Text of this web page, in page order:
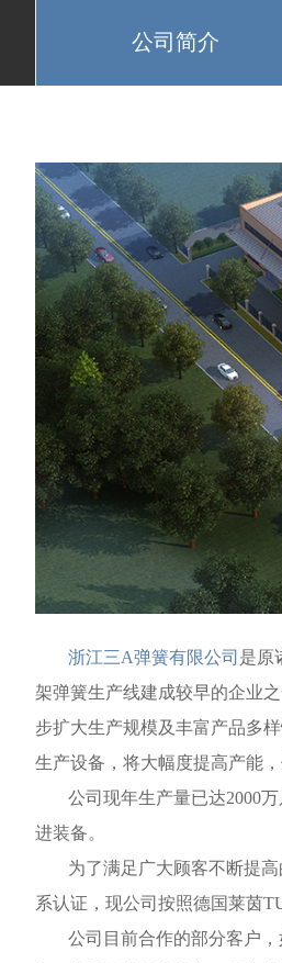
公司简介
浙江三A弹簧有限公司 是原
架弹簧生产线建成较早的企业
步扩大生产规模及丰富产品多
生产设备，将大幅度提高产能，
公司现年生产量已达2000
进装备。
为了满足广大顾客不断提
系认证，现公司按照德国莱茵
公司目前合作的部分客户